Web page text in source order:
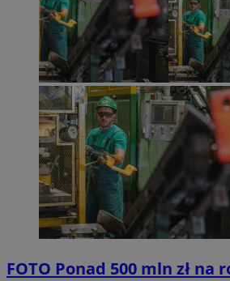
FOTO Ponad 500 mln zł na